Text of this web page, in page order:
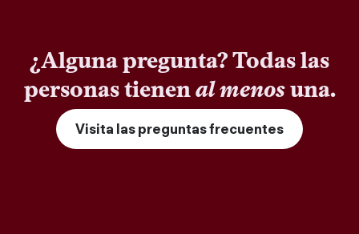
¿Alguna pregunta? Todas las
personas tienenal menosuna.
Visita las preguntas frecuentes